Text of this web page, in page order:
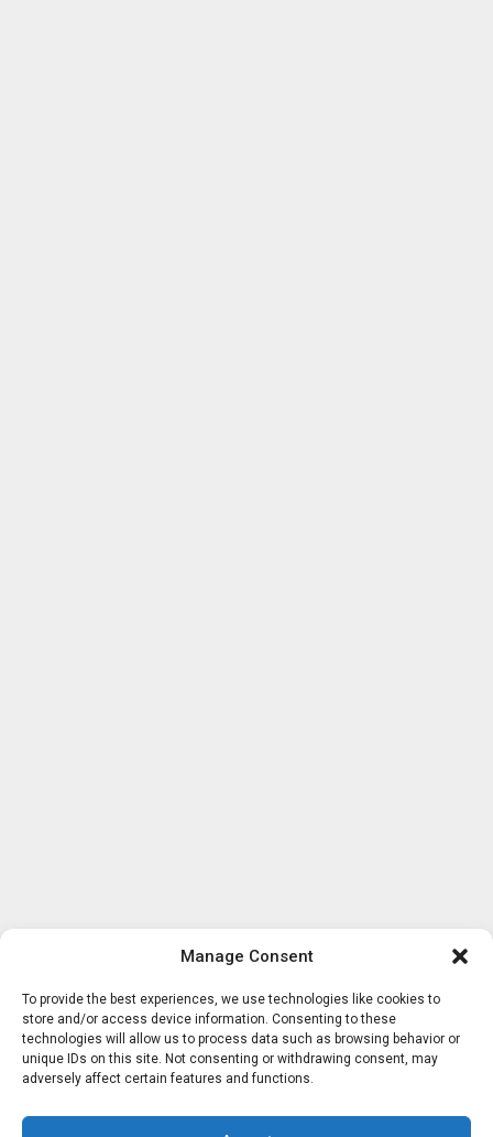
Manage Consent
To provide the best experiences, we use technologies like cookies to
store and/or access device information. Consenting to these
technologies will allow us to process data such as browsing behavior or
unique IDs on this site. Not consenting or withdrawing consent, may
adversely affect certain features and functions.